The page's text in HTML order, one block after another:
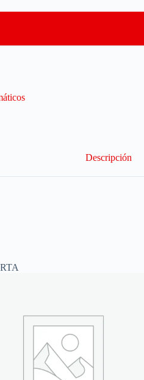
Descripción